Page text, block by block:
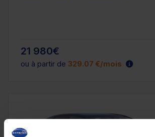
21 980€
ou à partir de 329.07 €/mois